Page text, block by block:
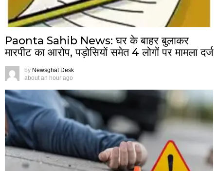
Paonta Sahib News: घर के बाहर बुलाकर
मारपीट का आरोप, पड़ोसियों समेत 4 लोगों पर मामला दर्ज
by Newsghat Desk
about an hour ago